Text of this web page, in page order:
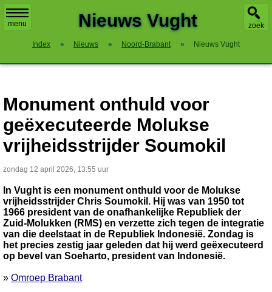
menu zoek
Nieuws Vught
Index » Nieuws » Noord-Brabant » Nieuws Vught
Monument onthuld voor
geëxecuteerde Molukse
vrijheidsstrijder Soumokil
zondag 12 april 2026, 13:55 uur
In Vught is een monument onthuld voor de Molukse
vrijheidsstrijder Chris Soumokil. Hij was van 1950 tot
1966 president van de onafhankelijke Republiek der
Zuid-Molukken (RMS) en verzette zich tegen de integratie
van die deelstaat in de Republiek Indonesië. Zondag is
het precies zestig jaar geleden dat hij werd geëxecuteerd
op bevel van Soeharto, president van Indonesië.
» Omroep Brabant